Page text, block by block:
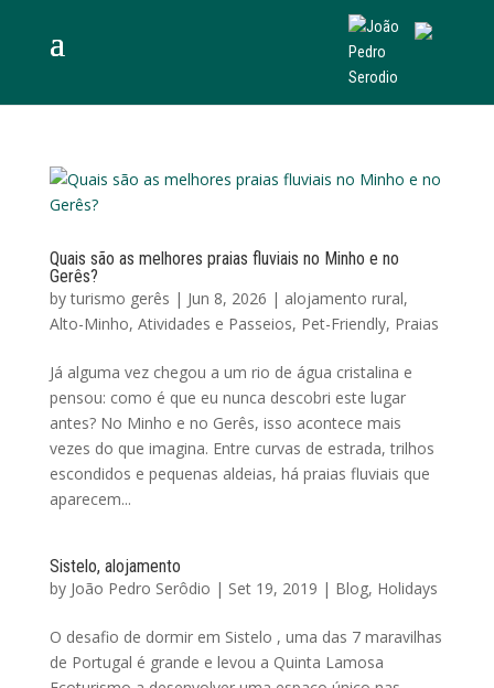
Quais são as melhores praias fluviais no Minho e no
Gerês?
byturismo gerês | Jun 8, 2026 | alojamento rural,
Alto-Minho, Atividades e Passeios, Pet-Friendly, Praias
Já alguma vez chegou a um rio de água cristalina e
pensou: como é que eu nunca descobri este lugar
antes? No Minho e no Gerês, isso acontece mais
vezes do que imagina. Entre curvas de estrada, trilhos
escondidos e pequenas aldeias, há praias fluviais que
aparecem...
Sistelo, alojamento
by João Pedro Serôdio | Set 19, 2019 | Blog, Holidays
O desafio de dormir em Sistelo , uma das 7 maravilhas
de Portugal é grande e levou a Quinta Lamosa